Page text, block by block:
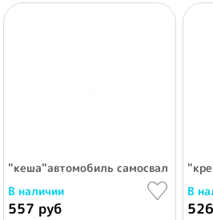
"кеша"автомобиль самосвал
В наличии
557 руб
В